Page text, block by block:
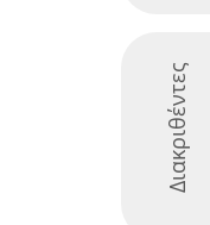
Διακριθέντες